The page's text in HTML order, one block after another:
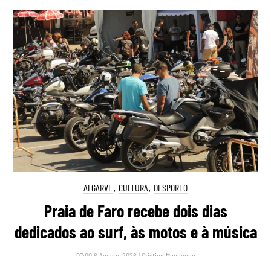
ALGARVE, CULTURA, DESPORTO
Praia de Faro recebe dois dias
dedicados ao surf, às motos e à música